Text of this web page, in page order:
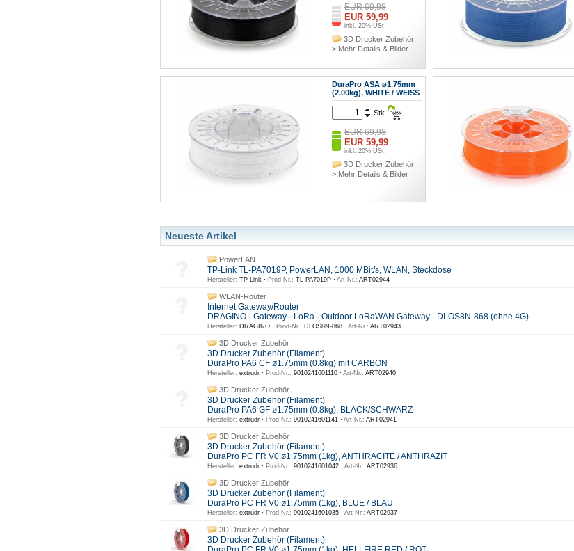
EUR 69,98
EUR 59,99
inkl. 20% USt.
3D Drucker Zubehör
> Mehr Details & Bilder
DuraPro ASA ø1.75mm
(2.00kg), WHITE / WEISS
Stk
EUR 69,98
EUR 59,99
inkl. 20% USt.
3D Drucker Zubehör
> Mehr Details & Bilder
Neueste Artikel
PowerLAN
TP-Link TL-PA7019P, PowerLAN, 1000 MBit/s, WLAN, Steckdose
Hersteller: TP-Link · Prod-Nr.: TL-PA7019P · Art-Nr.: ART02944
WLAN-Router
Internet Gateway/Router
DRAGINO · Gateway · LoRa · Outdoor LoRaWAN Gateway · DLOS8N-868 (ohne 4G)
Hersteller: DRAGINO · Prod-Nr.: DLOS8N-868 · Art-Nr.: ART02943
3D Drucker Zubehör
3D Drucker Zubehör (Filament)
DuraPro PA6 CF ø1.75mm (0.8kg) mit CARBON
Hersteller: extrudr · Prod-Nr.: 9010241601110 · Art-Nr.: ART02940
3D Drucker Zubehör
3D Drucker Zubehör (Filament)
DuraPro PA6 GF ø1.75mm (0.8kg), BLACK/SCHWARZ
Hersteller: extrudr · Prod-Nr.: 9010241601141 · Art-Nr.: ART02941
3D Drucker Zubehör
3D Drucker Zubehör (Filament)
DuraPro PC FR V0 ø1.75mm (1kg), ANTHRACITE / ANTHRAZIT
Hersteller: extrudr · Prod-Nr.: 9010241601042 · Art-Nr.: ART02936
3D Drucker Zubehör
3D Drucker Zubehör (Filament)
DuraPro PC FR V0 ø1.75mm (1kg), BLUE / BLAU
Hersteller: extrudr · Prod-Nr.: 9010241601035 · Art-Nr.: ART02937
3D Drucker Zubehör
3D Drucker Zubehör (Filament)